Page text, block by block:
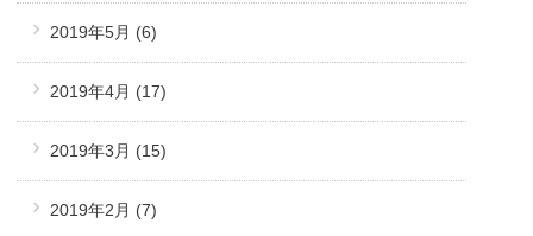
2019年5月 (6)
2019年4月 (17)
2019年3月 (15)
2019年2月 (7)